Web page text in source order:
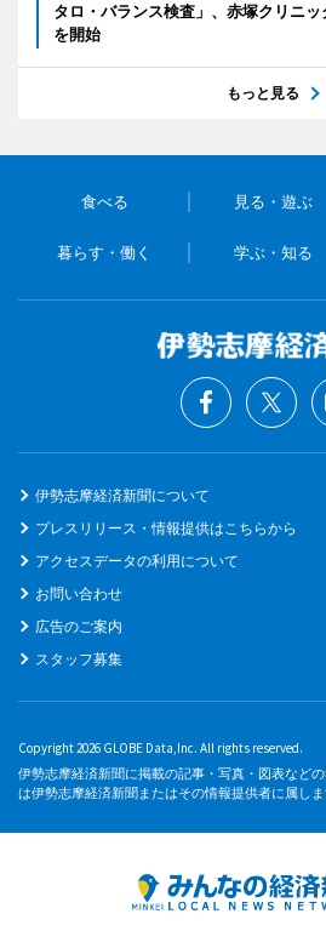
タロ・バランス検査」、赤塚クリニ
を開始
もっと見る
食べる 見る・遊ぶ
暮らす・働く 学ぶ・知る
伊勢志摩経済新聞について
プレスリリース・情報提供はこちらから
アクセスデータの利用について
お問い合わせ
広告のご案内
スタッフ募集
Copyright 2026 GLOBE Data,Inc. All rights reserved.
伊勢志摩経済新聞に掲載の記事・写真・図表など
は伊勢志摩経済新聞またはその情報提供者に属しま